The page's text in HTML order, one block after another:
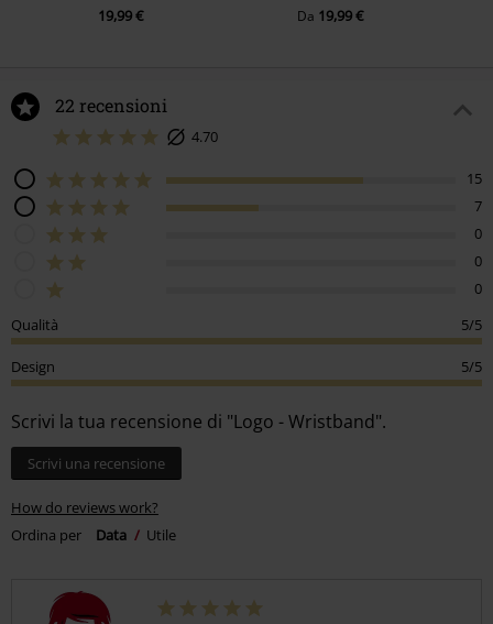
19,99 € Da 19,99 €
22 recensioni
4.70
15
7
0
0
0
Qualità
5/5
Design 5/5
Scrivi la tua recensione di "Logo - Wristband".
Scrivi una recensione
How do reviews work?
Ordina per
Data Utile